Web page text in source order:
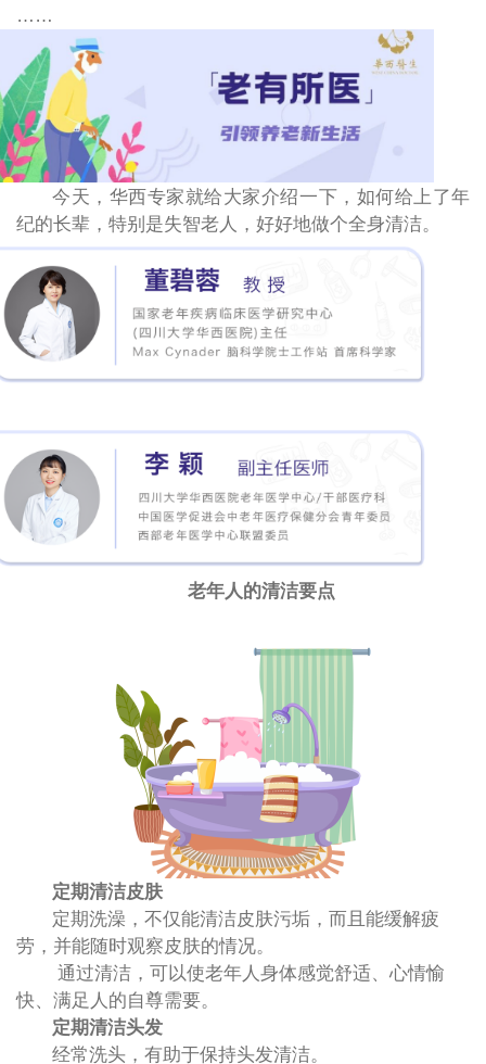
……
今天，华西专家就给大家介绍一下，如何给上了年
纪的长辈，特别是失智老人，好好地做个全身清洁。
老年人的清洁要点
定期清洁皮肤
定期洗澡，不仅能清洁皮肤污垢，而且能缓解疲
劳，并能随时观察皮肤的情况。
通过清洁，可以使老年人身体感觉舒适、心情愉
快、满足人的自尊需要。
定期清洁头发
经常洗头，有助于保持头发清洁。